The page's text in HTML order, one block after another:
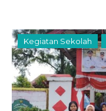
Kegiatan Sekolah